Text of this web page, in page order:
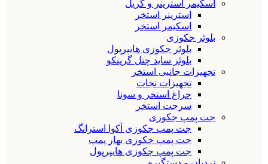
اسکیمر استرینر و گریل
استرینر استخر
اسکیمر استخر
بلوئر جکوزی
بلوئر جکوزی هایپرپول
بلوئر ساید چنل گرینکو
تجهیزات جانبی استخر
تجهیزات نجات
چراغ استخر و سونا
سرجت استخر
جت پمپ جکوزی
جت پمپ جکوزی آکوا استرانگ
جت پمپ جکوزی بهار پمپ
جت پمپ جکوزی هایپرپول